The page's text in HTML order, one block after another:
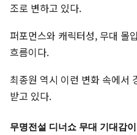
조로 변하고 있다.
퍼포먼스와 캐릭터성, 무대 몰
흐름이다.
최종원 역시 이런 변화 속에서
받고 있다.
무명전설 디너쇼 무대 기대감